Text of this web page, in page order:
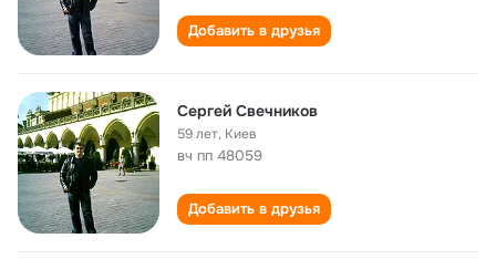
Добавить в друзья
Cергей Свечников
59 лет, Киев
вч пп 48059
Добавить в друзья